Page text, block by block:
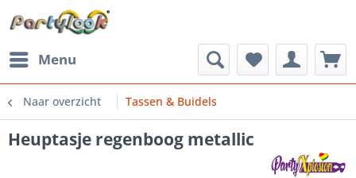
Menu
Naar overzicht Tassen & Buidels
Heuptasje regenboog metallic